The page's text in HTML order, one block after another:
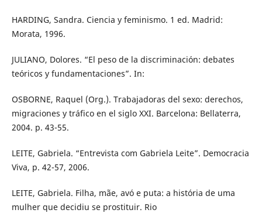
HARDING, Sandra. Ciencia y feminismo. 1 ed. Madrid:
Morata, 1996.
JULIANO, Dolores. “El peso de la discriminación: debates
teóricos y fundamentaciones”. In:
OSBORNE, Raquel (Org.). Trabajadoras del sexo: derechos,
migraciones y tráfico en el siglo XXI. Barcelona: Bellaterra,
2004. p. 43-55.
LEITE, Gabriela. “Entrevista com Gabriela Leite”. Democracia
Viva, p. 42-57, 2006.
LEITE, Gabriela. Filha, mãe, avó e puta: a história de uma
mulher que decidiu se prostituir. Rio